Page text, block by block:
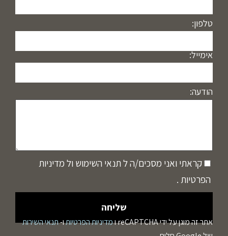
טלפון:
אימייל:
הודעה:
קראתי ואני מסכים/ה ל תנאי השימוש ול מדיניות
הפרטיות .
אתר זה מוגן על ידי reCAPTCHA ו מדיניות הפרטיותו-תנאי השירות